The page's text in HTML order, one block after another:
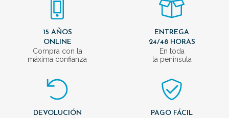
15 AÑOS
ONLINE
Compra con la
máxima confianza
ENTREGA
24/48 HORAS
En toda
la península
DEVOLUCIÓN
PAGO FÁCIL